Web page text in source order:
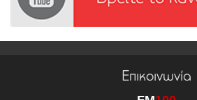
Επικοινωνία